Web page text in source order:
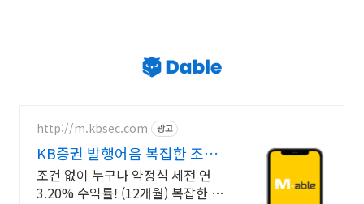
http://m.kbsec.com 광고
KB증권 발행어음 복잡한 조건
없이 누구나
조건 없이 누구나 약정식 세전 연
3.20% 수익률! (12개월) 복잡한 가